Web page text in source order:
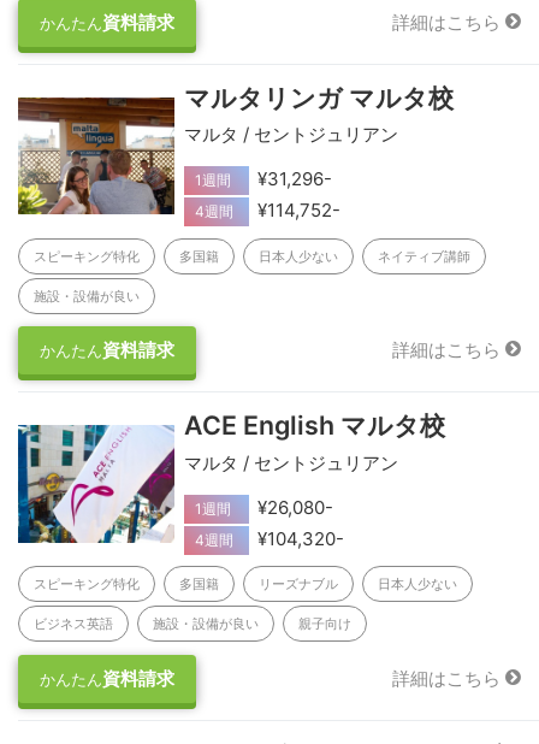
かんたん資料請求 詳細はこちら
マルタリンガ マルタ校
マルタ / セントジュリアン
1週間 ¥31,296-
4週間 ¥114,752-
スピーキング特化 多国籍 日本人少ない ネイティブ講師
施設・設備が良い
かんたん資料請求 詳細はこちら
ACE English マルタ校
マルタ / セントジュリアン
1週間 ¥26,080-
4週間 ¥104,320-
スピーキング特化 多国籍 リーズナブル 日本人少ない
ビジネス英語 施設・設備が良い 親子向け
かんたん資料請求 詳細はこちら